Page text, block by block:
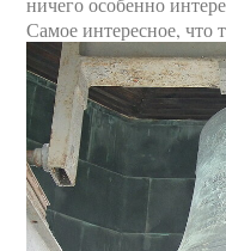
Самое интересное, что